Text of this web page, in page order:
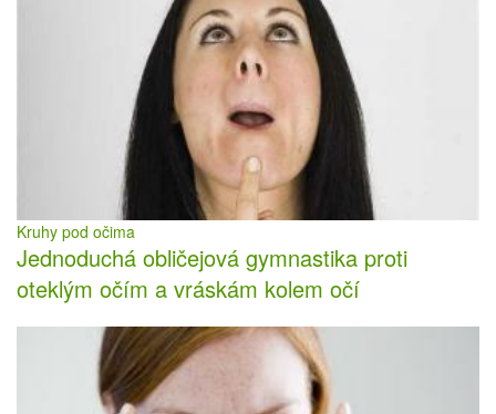
Kruhy pod očima
Jednoduchá obličejová gymnastika proti
oteklým očím a vráskám kolem očí